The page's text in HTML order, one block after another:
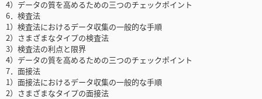
4）データの質を高めるための三つのチェックポイント
6．検査法
1）検査法におけるデータ収集の一般的な手順
2）さまざまなタイプの検査法
3）検査法の利点と限界
4）データの質を高めるための三つのチェックポイント
7．面接法
1）面接法におけるデータ収集の一般的な手順
2）さまざまなタイプの面接法